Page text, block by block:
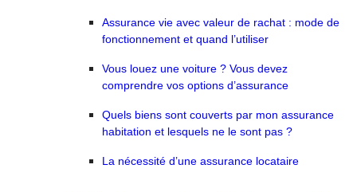
Assurance vie avec valeur de rachat : mode de
fonctionnement et quand l’utiliser
Vous louez une voiture ? Vous devez
comprendre vos options d’assurance
Quels biens sont couverts par mon assurance
habitation et lesquels ne le sont pas ?
La nécessité d’une assurance locataire